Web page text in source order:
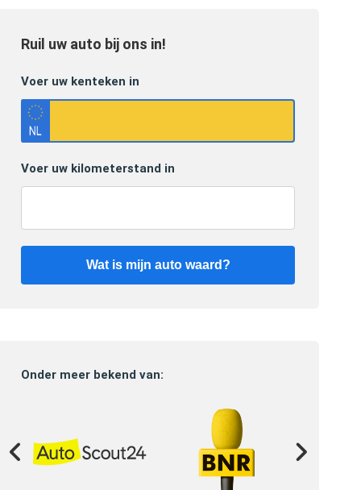
Ruil uw auto bij ons in!
Voer uw kenteken in
Voer uw kilometerstand in
Wat is mijn auto waard?
Onder meer bekend van: